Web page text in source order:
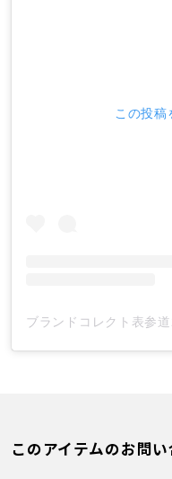
この投
このアイテムのお問